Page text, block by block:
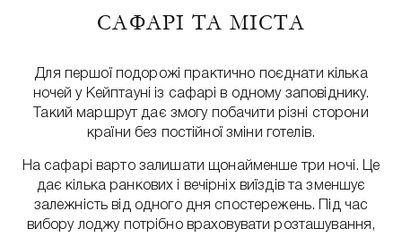
САФАРІ ТА МІСТА
Для першої подорожі практично поєднати кілька
ночей у Кейптауні із сафарі в одному заповіднику.
Такий маршрут дає змогу побачити різні сторони
країни без постійної зміни готелів.
На сафарі варто залишати щонайменше три ночі. Це
дає кілька ранкових і вечірніх виїздів та зменшує
залежність від одного дня спостережень. Під час
вибору лоджу потрібно враховувати розташування,